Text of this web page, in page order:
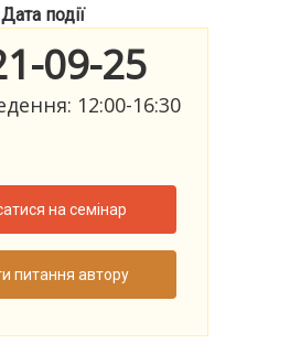
Дата події
09-25
12:00-16:30
на семінар
питання автору